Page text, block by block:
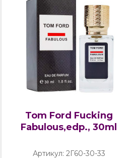
Tom Ford Fucking
Fabulous,edp., 30ml
Артикул: 2Г60-30-33